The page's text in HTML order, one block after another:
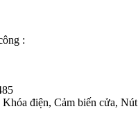
:
điện, Cảm biến cửa,